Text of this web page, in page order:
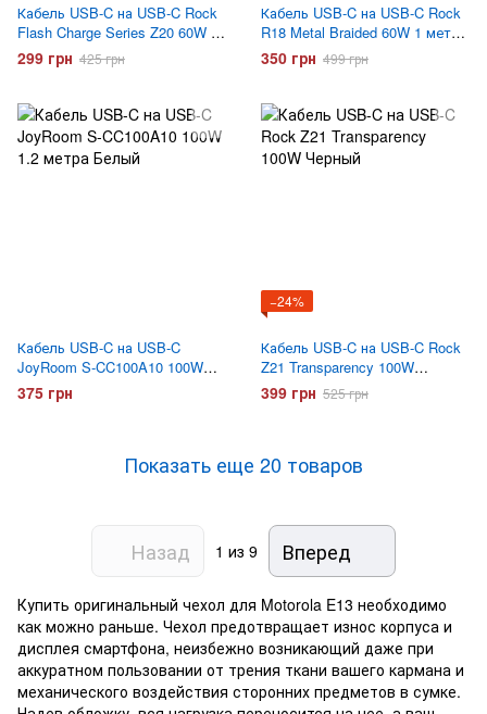
Кабель USB-C на USB-C Rock
Flash Charge Series Z20 60W 1
метр Белый
299 грн 425 грн
Кабель USB-C на USB-C Rock
R18 Metal Braided 60W 1 метр
Бежевый
350 грн 499 грн
Кабель USB-C на USB-C
JoyRoom S-CC100A10 100W
1.2 метра Белый
375 грн
−24%
Кабель USB-C на USB-C Rock
Z21 Transparency 100W
Черный
399 грн 525 грн
Показать еще 20 товаров
Назад 1 из 9 Вперед
Купить оригинальный чехол для Motorola E13 необходимо
как можно раньше. Чехол предотвращает износ корпуса и
дисплея смартфона, неизбежно возникающий даже при
аккуратном пользовании от трения ткани вашего кармана и
механического воздействия сторонних предметов в сумке.